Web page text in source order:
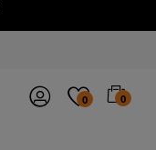
0 0